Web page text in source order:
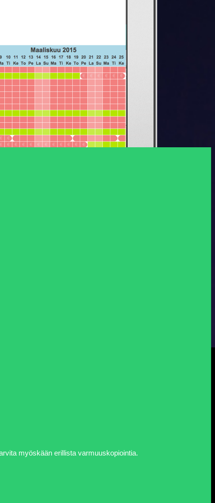
myöskään erillista varmuuskopiointia.